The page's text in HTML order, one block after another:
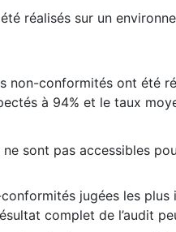
réalisés sur un
non-conformités ont été
à 94% et le taux
sont pas accessibles
jugées les
complet de l’audit